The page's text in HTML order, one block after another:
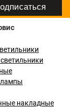
накладные